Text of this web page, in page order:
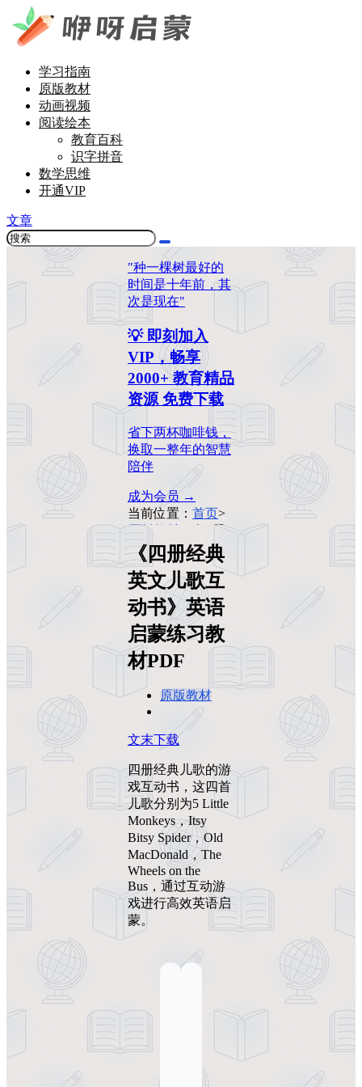
学习指南
原版教材
动画视频
阅读绘本
教育百科
识字拼音
数学思维
开通VIP
文章
"种一棵树最好的
时间是十年前，其
次是现在"
💡 即刻加入
VIP，畅享
2000+ 教育精品
资源 免费下载
省下两杯咖啡钱，
换取一整年的智慧
陪伴
成为会员 →
当前位置： 首页>
原版教材
《四册
经典英文儿歌互动
书》英语启蒙练习
教材PDF
《四册经典
英文儿歌互
动书》英语
启蒙练习教
材PDF
原版教材
文末下载
四册经典儿歌的游
戏互动书，这四首
儿歌分别为5 Little
Monkeys，Itsy
Bitsy Spider，Old
MacDonald，The
Wheels on the
Bus，通过互动游
戏进行高效英语启
蒙。